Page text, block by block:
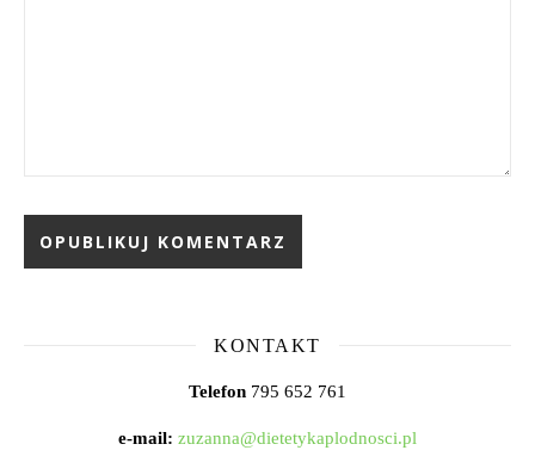
KONTAKT
Telefon 795 652 761
e-mail: zuzanna@dietetykaplodnosci.pl